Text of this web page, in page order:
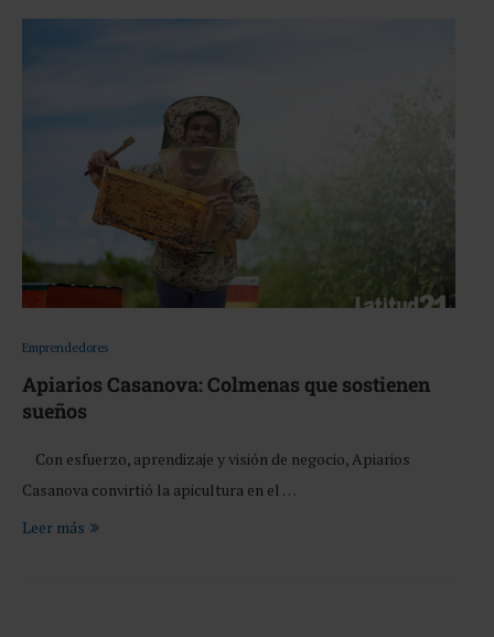
Emprendedores
Apiarios Casanova: Colmenas que sostienen
sueños
Con esfuerzo, aprendizaje y visión de negocio, Apiarios
Casanova convirtió la apicultura en el …
Leer más